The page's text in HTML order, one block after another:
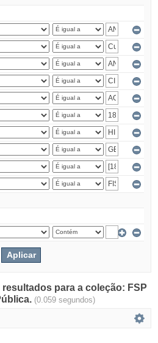
para a coleção: FSP
(0.059 segundos)